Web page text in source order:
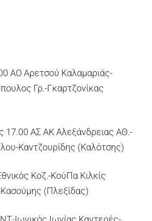
ΑΟ Αρετσού Καλαμαριάς-
Γρ.-Γκαρτζονίκας
17.00 ΑΣ ΑΚ Αλεξάνδρειας ΑΘ.-
Καντζουρίδης (Καλότσης)
Κοζ.-ΚούΠα Κιλκίς
(Πλεξίδας)